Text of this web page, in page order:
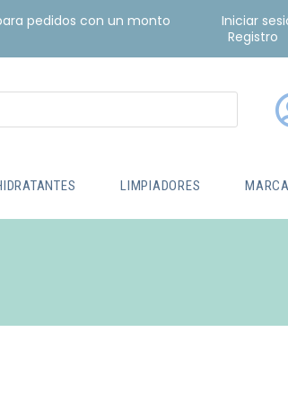
pedidos con un monto
Iniciar
Registro
LIMPIADORES